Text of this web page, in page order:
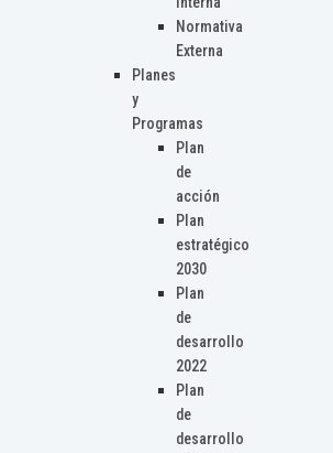
Normativa
Externa
Planes
y
Programas
Plan
de
acción
Plan
estratégico
2030
Plan
de
desarrollo
2022
Plan
de
desarrollo